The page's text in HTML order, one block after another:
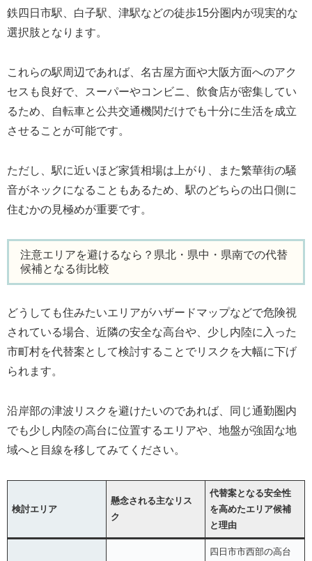
鉄四日市駅、白子駅、津駅などの徒歩15分圏内が現実的な
選択肢となります。
これらの駅周辺であれば、名古屋方面や大阪方面へのアク
セスも良好で、スーパーやコンビニ、飲食店が密集してい
るため、自転車と公共交通機関だけでも十分に生活を成立
させることが可能です。
ただし、駅に近いほど家賃相場は上がり、また繁華街の騒
音がネックになることもあるため、駅のどちらの出口側に
住むかの見極めが重要です。
注意エリアを避けるなら？県北・県中・県南での代替
候補となる街比較
どうしても住みたいエリアがハザードマップなどで危険視
されている場合、近隣の安全な高台や、少し内陸に入った
市町村を代替案として検討することでリスクを大幅に下げ
られます。
沿岸部の津波リスクを避けたいのであれば、同じ通勤圏内
でも少し内陸の高台に位置するエリアや、地盤が強固な地
域へと目線を移してみてください。
検討エリア
懸念される主なリス
ク
代替案となる安全性
を高めたエリア候補
と理由
四日市市西部の高台